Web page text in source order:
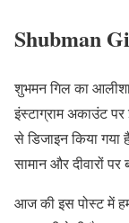
Shubman
शुभमन गिल का
इंस्टाग्राम अकाउंट
से डिजाइन किया
सामान और दीवारों
आज की इस पोस्ट में